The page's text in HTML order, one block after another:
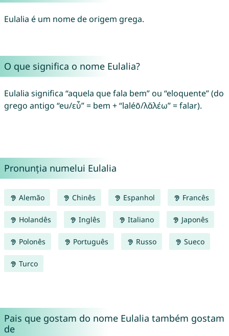
Eulalia é um nome de origem grega.
O que significa o nome Eulalia?
Eulalia significa “aquela que fala bem” ou “eloquente” (do
grego antigo “eu/εὖ” = bem + “laléō/λᾰλέω” = falar).
Pronunția numelui Eulalia
Alemão Chinês Espanhol Francês
Holandês Inglês Italiano Japonês
Polonês Português Russo Sueco
Turco
Pais que gostam do nome Eulalia também gostam
de